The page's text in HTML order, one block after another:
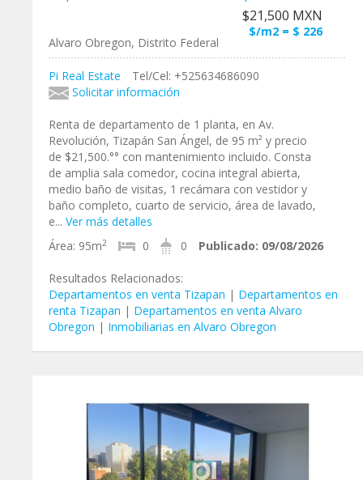
$21,500 MXN
$/m2 = $ 226
Alvaro Obregon, Distrito Federal
Pi Real Estate
Tel/Cel: +525634686090
Solicitar información
Renta de departamento de 1 planta, en Av.
Revolución, Tizapán San Ángel, de 95 m² y precio
de $21,500.°° con mantenimiento incluido. Consta
de amplia sala comedor, cocina integral abierta,
medio baño de visitas, 1 recámara con vestidor y
baño completo, cuarto de servicio, área de lavado,
e... Ver más detalles
Área: 95m2 0 0 Publicado: 09/08/2026
Resultados Relacionados:
Departamentos en venta Tizapan | Departamentos en
renta Tizapan | Departamentos en venta Alvaro
Obregon | Inmobiliarias en Alvaro Obregon